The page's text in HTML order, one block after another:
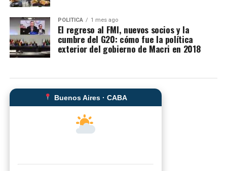
POLITICA 1 mes ago
El regreso al FMI, nuevos socios y la
cumbre del G20: cómo fue la política
exterior del gobierno de Macri en 2018
Buenos Aires · CABA